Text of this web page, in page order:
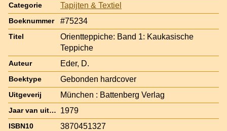
Categorie Tapijten & Textiel
Boeknummer #75234
Titel
Orientteppiche: Band 1: Kaukasische
Teppiche
Auteur Eder, D.
Boektype Gebonden hardcover
Uitgeverij München : Battenberg Verlag
Jaar van uitgave 1979
ISBN10 3870451327